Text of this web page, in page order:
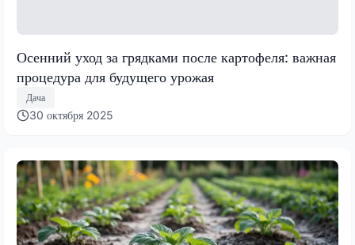
Осенний уход за грядками после картофеля: важная
процедура для будущего урожая
Дача
30 октября 2025